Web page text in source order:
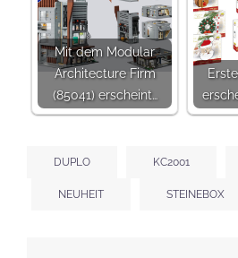
Mit dem Modular
Architecture Firm
(85041) erscheint…
DUPLO KC2001
NEUHEIT STEINEBOX